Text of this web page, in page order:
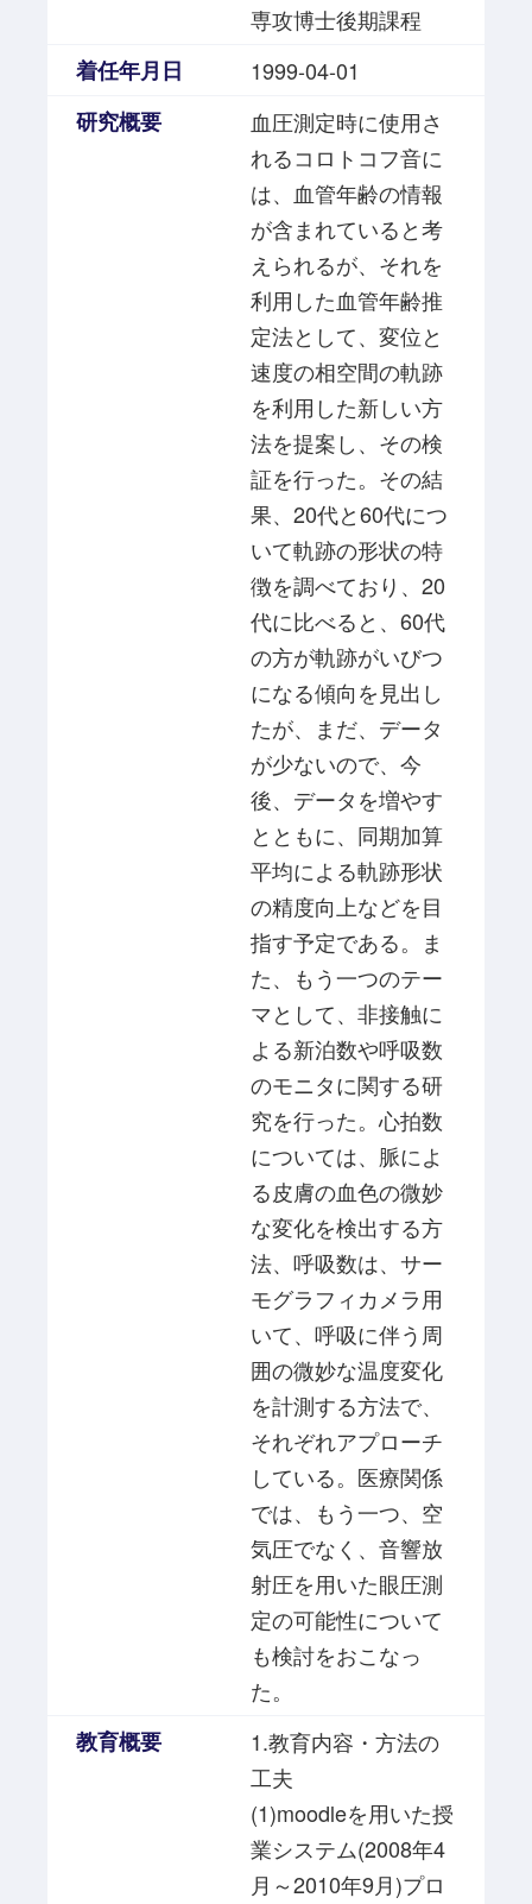
専攻博士後期課程
着任年月日
1999-04-01
研究概要
血圧測定時に使用さ
れるコロトコフ音に
は、血管年齢の情報
が含まれていると考
えられるが、それを
利用した血管年齢推
定法として、変位と
速度の相空間の軌跡
を利用した新しい方
法を提案し、その検
証を行った。その結
果、20代と60代につ
いて軌跡の形状の特
徴を調べており、20
代に比べると、60代
の方が軌跡がいびつ
になる傾向を見出し
たが、まだ、データ
が少ないので、今
後、データを増やす
とともに、同期加算
平均による軌跡形状
の精度向上などを目
指す予定である。ま
た、もう一つのテー
マとして、非接触に
よる新泊数や呼吸数
のモニタに関する研
究を行った。心拍数
については、脈によ
る皮膚の血色の微妙
な変化を検出する方
法、呼吸数は、サー
モグラフィカメラ用
いて、呼吸に伴う周
囲の微妙な温度変化
を計測する方法で、
それぞれアプローチ
している。医療関係
では、もう一つ、空
気圧でなく、音響放
射圧を用いた眼圧測
定の可能性について
も検討をおこなっ
た。
教育概要
1.教育内容・方法の
工夫
(1)moodleを用いた授
業システム(2008年4
月～2010年9月)プロ